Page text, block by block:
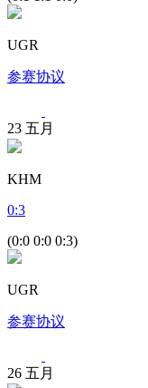
UGR
参赛协议
23 五月
KHM
0:3
(0:0 0:0 0:3)
UGR
参赛协议
26 五月